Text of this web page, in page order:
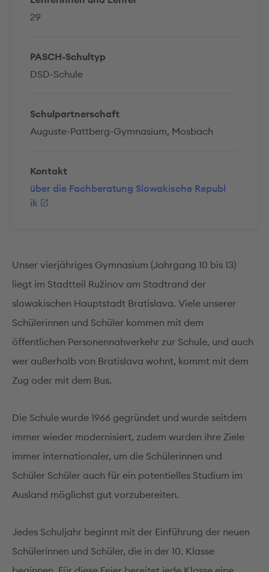
29
PASCH-Schultyp
DSD-Schule
Schulpartnerschaft
Auguste-Pattberg-Gymnasium, Mosbach
Kontakt
über die Fachberatung Slowakische Republ
ik
Unser vierjähriges Gymnasium (Jahrgang 10 bis 13)
liegt im Stadtteil Ružinov am Stadtrand der
slowakischen Hauptstadt Bratislava. Viele unserer
Schülerinnen und Schüler kommen mit dem
öffentlichen Personennahverkehr zur Schule, und auch
wer außerhalb von Bratislava wohnt, kommt mit dem
Zug oder mit dem Bus.
Die Schule wurde 1966 gegründet und wurde seitdem
immer wieder modernisiert, zudem wurden ihre Ziele
immer internationaler, um die Schülerinnen und
Schüler Schüler auch für ein potentielles Studium im
Ausland möglichst gut vorzubereiten.
Jedes Schuljahr beginnt mit der Einführung der neuen
Schülerinnen und Schüler, die in der 10. Klasse